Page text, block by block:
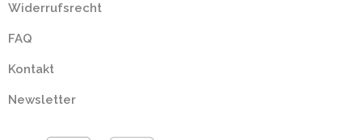
Widerrufsrecht
FAQ
Kontakt
Newsletter